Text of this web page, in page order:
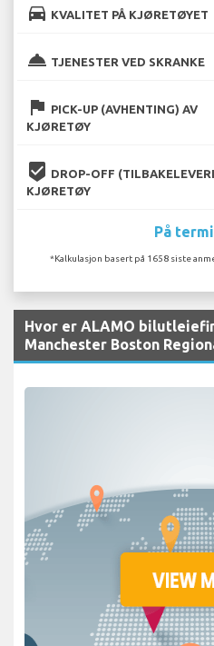
directions_car KVALITET PÅ KJØRETØYET
room_service TJENESTER VED SKRANKE
flag PICK-UP (AVHENTING) AV
KJØRETØY
beenhere DROP-OFF
KJØRETØY
På
*Kalkulasjon basert på 1658 siste
Hvor er ALAMO
Manchester Boston